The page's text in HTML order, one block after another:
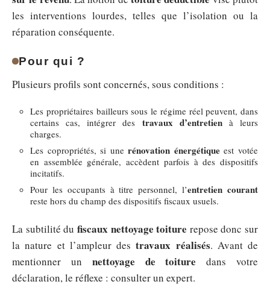
les interventions lourdes, telles que l’isolation ou la
réparation conséquente.
Pour qui ?
Plusieurs profils sont concernés, sous conditions :
Les propriétaires bailleurs sous le régime réel peuvent, dans
certains cas, intégrer des travaux d’entretienà leurs
charges.
Les copropriétés, si unerénovation énergétiqueest votée
en assemblée générale, accèdent parfois à des dispositifs
incitatifs.
Pour les occupants à titre personnel, l’entretien courant
reste hors du champ des dispositifs fiscaux usuels.
La subtilité du fiscaux nettoyage toiture repose donc sur
la nature et l’ampleur destravaux réalisés. Avant de
mentionner un nettoyage de toiture dans votre
déclaration, le réflexe : consulter un expert.